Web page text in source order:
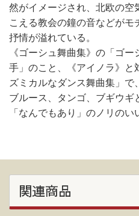
然がイメージされ、北欧の空
こえる教会の鐘の音などが
抒情が溢れている。
《ゴーシュ舞曲集》の「ゴ
手」のこと、《アイノラ》と
ズミカルなダンス舞曲集」で
ブルース、タンゴ、ブギウギ
「なんでもあり」のノリのい
関連商品